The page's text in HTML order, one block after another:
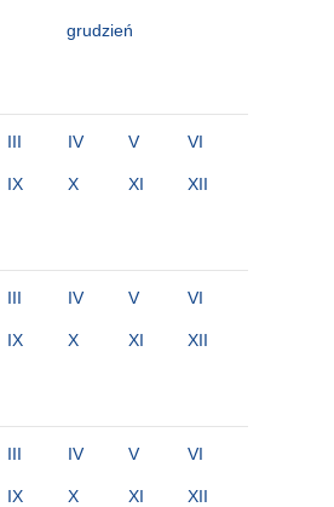
grudzień
III IV V VI
IX X XI XII
III IV V VI
IX X XI XII
III IV V VI
IX X XI XII